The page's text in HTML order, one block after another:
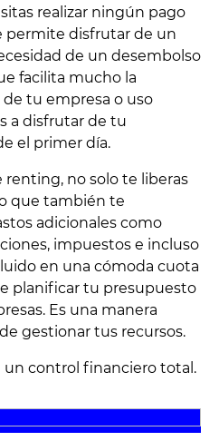
realizar ningún pago
permite disfrutar de un
de un desembolso
facilita mucho la
tu empresa o uso
a disfrutar de tu
el primer día.
no solo te liberas
que también te
adicionales como
impuestos e incluso
en una cómoda cuota
planificar tu presupuesto
Es una manera
gestionar tus recursos.
un control financiero total.